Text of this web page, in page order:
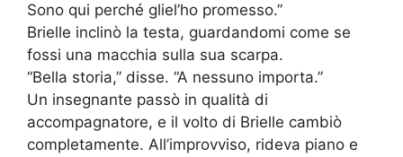
Sono qui perché gliel’ho promesso.”
Brielle inclinò la testa, guardandomi come se
fossi una macchia sulla sua scarpa.
“Bella storia,” disse. “A nessuno importa.”
Un insegnante passò in qualità di
accompagnatore, e il volto di Brielle cambiò
completamente. All’improvviso, rideva piano e